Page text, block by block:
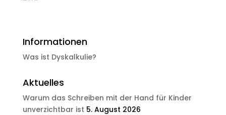
Informationen
Was ist Dyskalkulie?
Aktuelles
Warum das Schreiben mit der Hand für Kinder
unverzichtbar ist 5. August 2026